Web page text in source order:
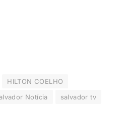
HILTON COELHO
Notícia salvador tv